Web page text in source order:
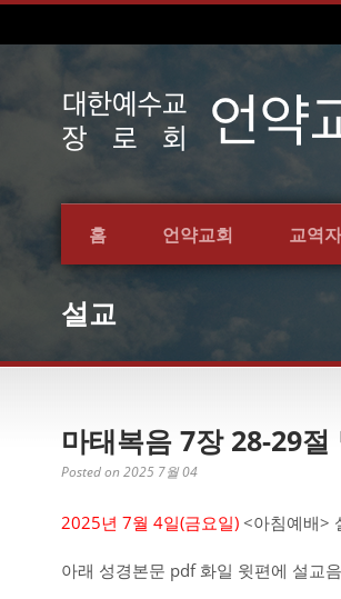
홈 언약교회 교역
설교
마태복음 7장 28-29
Posted on 2025 7월 04
2025년 7월 4일(금요일) <아침예배>
아래 성경본문 pdf 화일 윗편에 설교